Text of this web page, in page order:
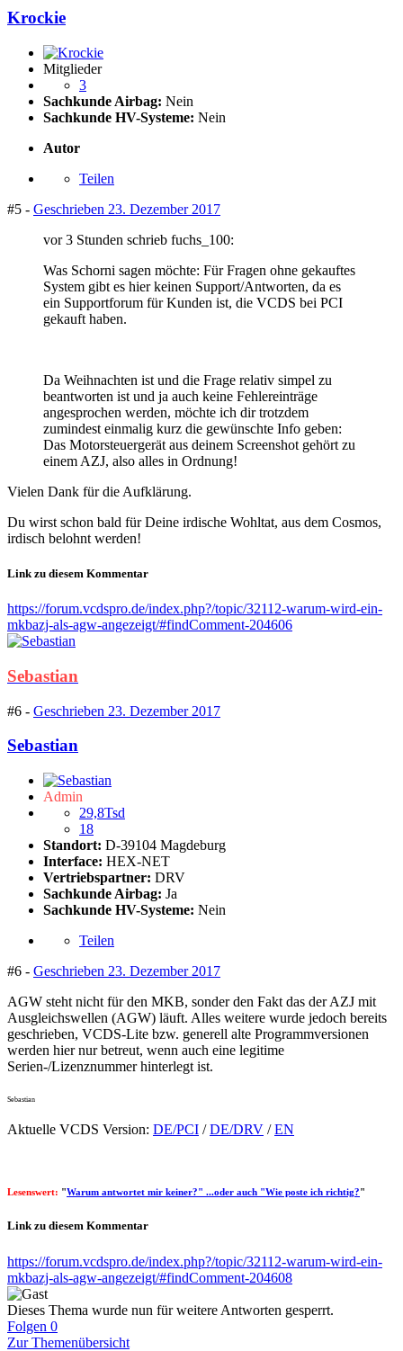
Krockie
Mitglieder
3
Sachkunde Airbag: Nein
Sachkunde HV-Systeme: Nein
Autor
Teilen
#5 - Geschrieben 23. Dezember 2017
vor 3 Stunden schrieb fuchs_100:
Was Schorni sagen möchte: Für Fragen ohne gekauftes
System gibt es hier keinen Support/Antworten, da es
ein Supportforum für Kunden ist, die VCDS bei PCI
gekauft haben.
Da Weihnachten ist und die Frage relativ simpel zu
beantworten ist und ja auch keine Fehlereinträge
angesprochen werden, möchte ich dir trotzdem
zumindest einmalig kurz die gewünschte Info geben:
Das Motorsteuergerät aus deinem Screenshot gehört zu
einem AZJ, also alles in Ordnung!
Vielen Dank für die Aufklärung.
Du wirst schon bald für Deine irdische Wohltat, aus dem Cosmos,
irdisch belohnt werden!
Link zu diesem Kommentar
https://forum.vcdspro.de/index.php?/topic/32112-warum-wird-ein-
mkbazj-als-agw-angezeigt/#findComment-204606
Sebastian
#6 - Geschrieben 23. Dezember 2017
Sebastian
Admin
29,8Tsd
18
Standort: D-39104 Magdeburg
Interface: HEX-NET
Vertriebspartner: DRV
Sachkunde Airbag: Ja
Sachkunde HV-Systeme: Nein
Teilen
#6 - Geschrieben 23. Dezember 2017
AGW steht nicht für den MKB, sonder den Fakt das der AZJ mit
Ausgleichswellen (AGW) läuft. Alles weitere wurde jedoch bereits
geschrieben, VCDS-Lite bzw. generell alte Programmversionen
werden hier nur betreut, wenn auch eine legitime
Serien-/Lizenznummer hinterlegt ist.
Sebastian
Aktuelle VCDS Version: DE/PCI /DE/DRV /EN
Lesenswert: "Warum antwortet mir keiner?" ...oder auch "Wie poste ich richtig?"
Link zu diesem Kommentar
https://forum.vcdspro.de/index.php?/topic/32112-warum-wird-ein-
mkbazj-als-agw-angezeigt/#findComment-204608
Dieses Thema wurde nun für weitere Antworten gesperrt.
Folgen 0
Zur Themenübersicht